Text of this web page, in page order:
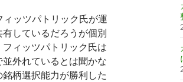
ッツパトリック氏が運
しているだろうが個別
ィッツパトリック氏は
外れているとは聞かな
柄選択能力が勝利した